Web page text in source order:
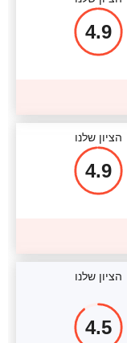
4.9
הציון שלנו
4.9
הציון שלנו
4.5